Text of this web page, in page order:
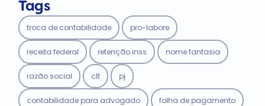
Tags
troca de contabilidade pro-labore
receita federal retenção inss nome fantasia
razão social clt pj
contabilidade para advogado folha de pagamento